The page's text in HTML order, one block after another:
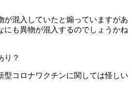
が混入していたと煽っていますがあ
にも異物が混入するのでしょうかね
り？
型コロナワクチンに関しては怪しい